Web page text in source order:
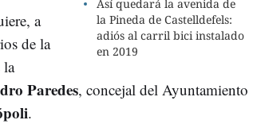
Así quedará la avenida de
la Pineda de Castelldefels:
adiós al carril bici instalado
en 2019
a
de la
la
Paredes, concejal del Ayuntamiento
.